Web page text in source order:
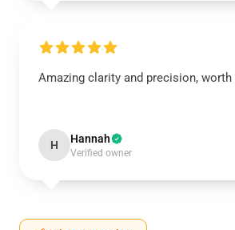
Amazing clarity and precision, worth
H Hannah
Verified owner